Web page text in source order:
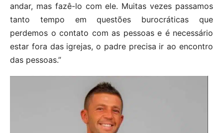
andar, mas fazê-lo com ele. Muitas vezes passamos
tanto tempo em questões burocráticas que
perdemos o contato com as pessoas e é necessário
estar fora das igrejas, o padre precisa ir ao encontro
das pessoas.”